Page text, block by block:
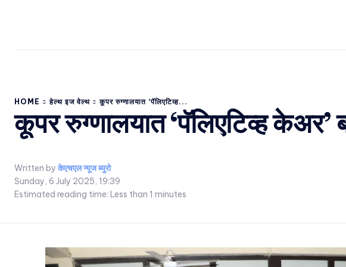
HOME हेल्थ इज वेल्थ कूपर रुग्णालयात ‘पॅलिएटिव्ह...
कूपर रुग्णालयात ‘पॅलिएटिव्ह केअर’
Written by केएचएल न्यूज ब्युरो
Sunday, 6 July 2025, 19:39
Estimated reading time: Less than 1 minutes